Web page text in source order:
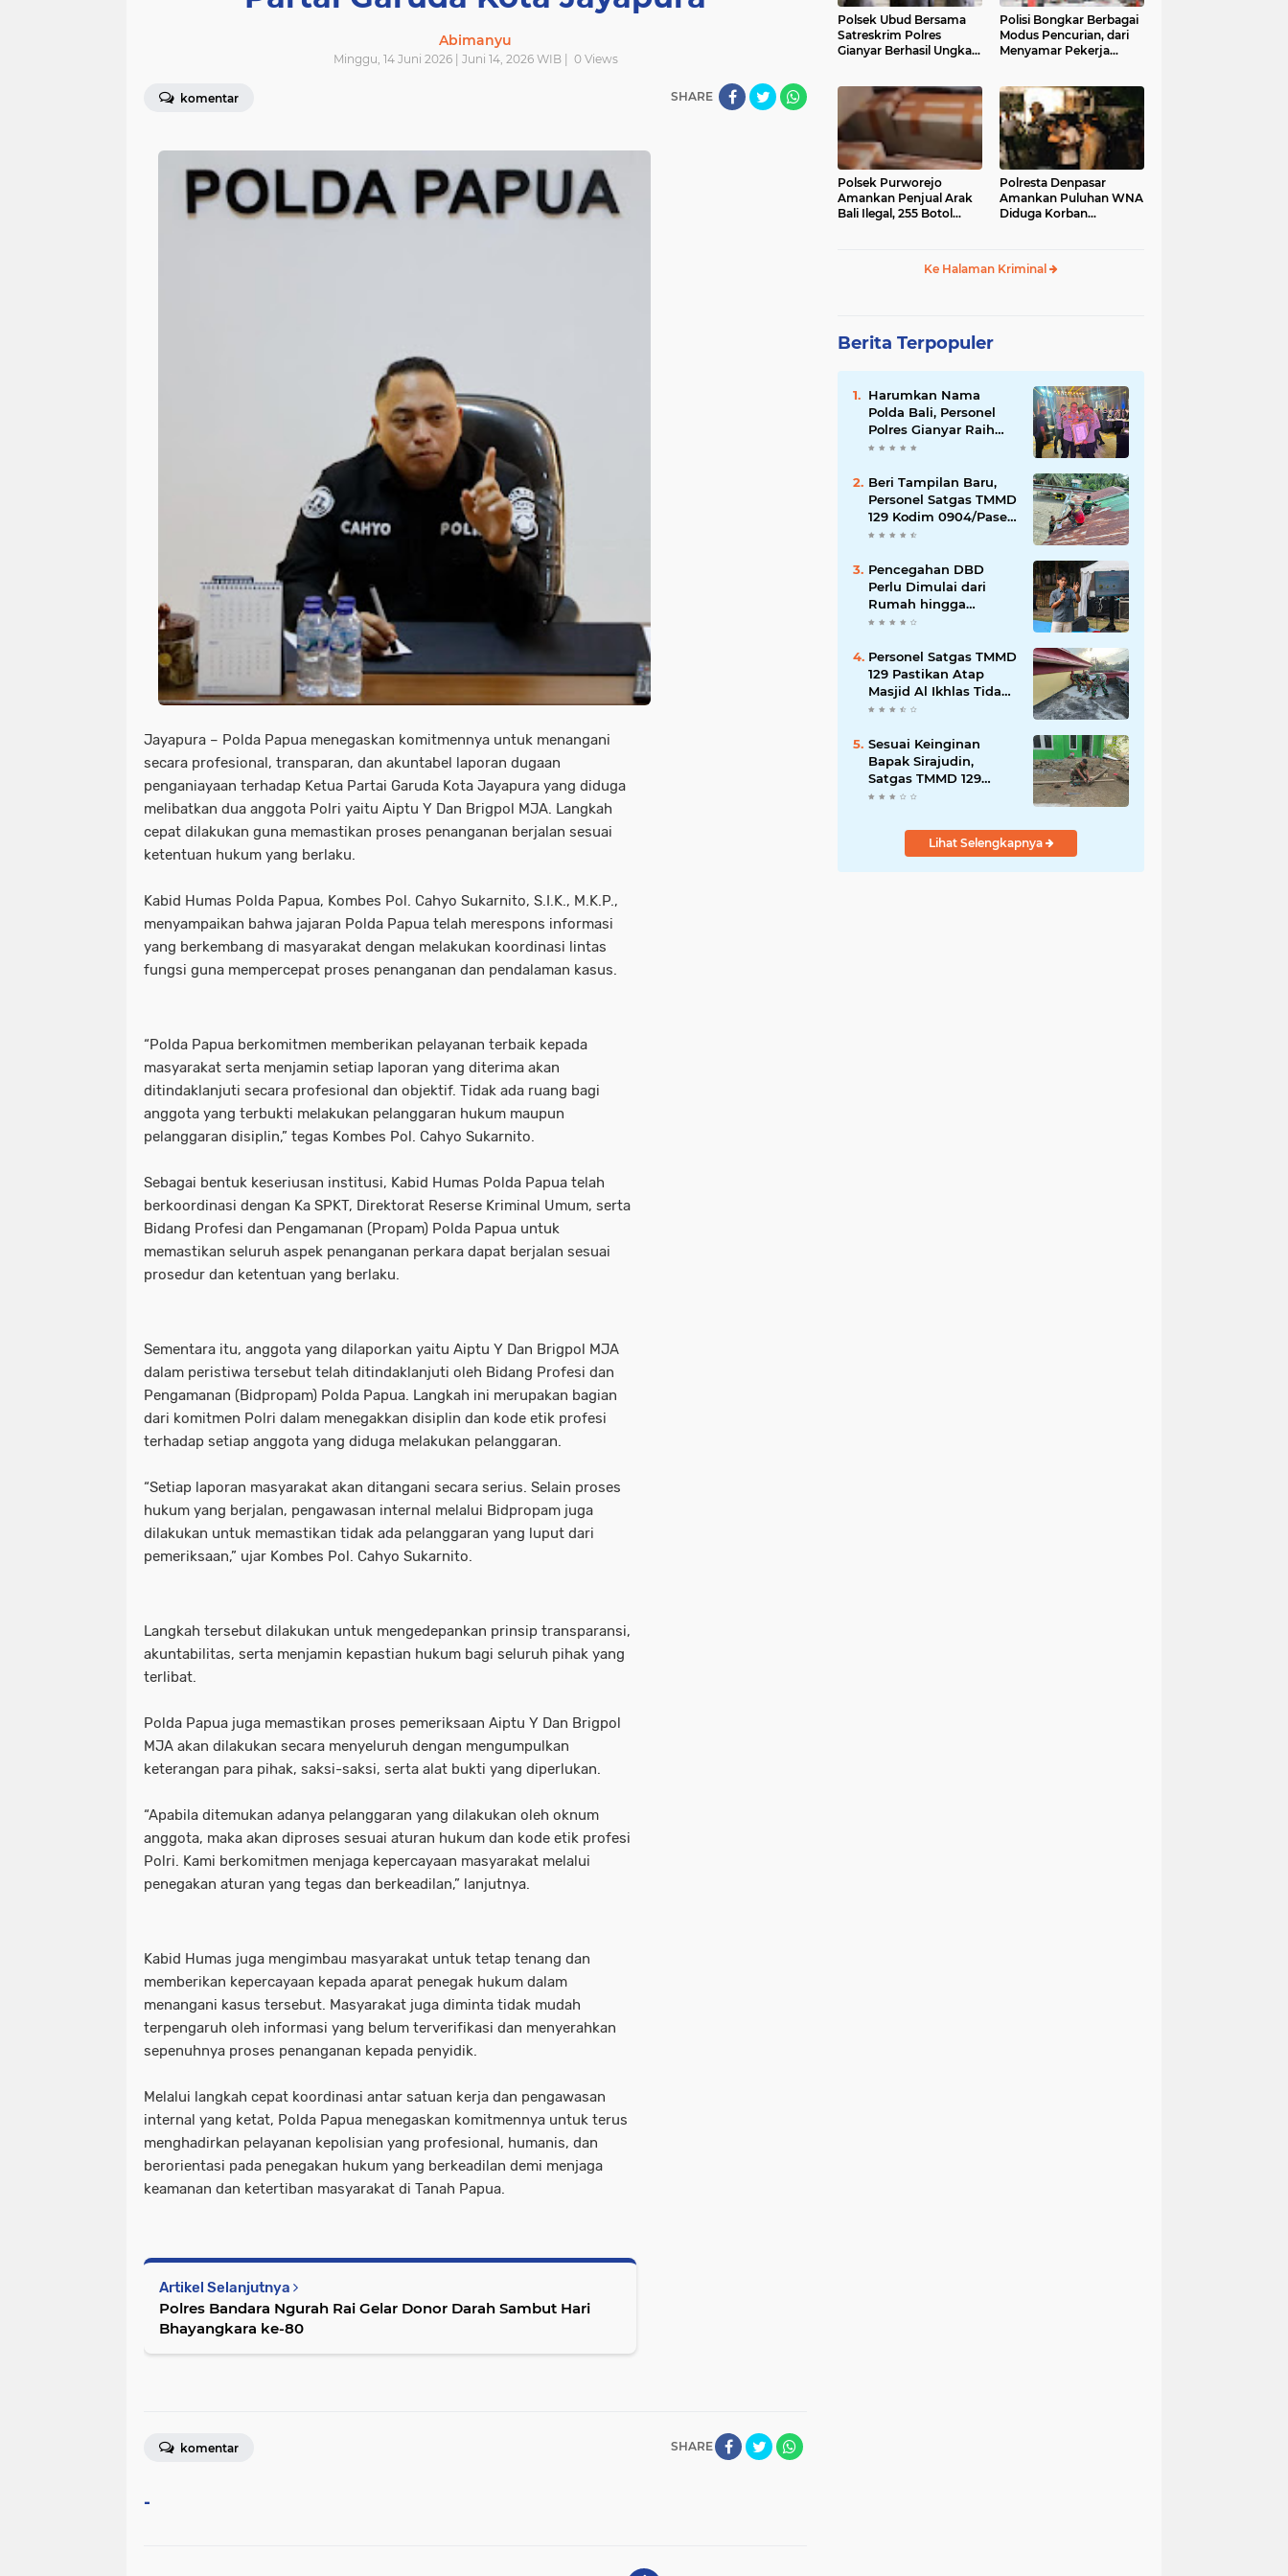
Abimanyu
Minggu, 14 Juni 2026 | Juni 14, 2026 WIB | 0Views
komentar SHARE
Jayapura – Polda Papua menegaskan komitmennya untuk menangani
secara profesional, transparan, dan akuntabel laporan dugaan
penganiayaan terhadap Ketua Partai Garuda Kota Jayapura yang diduga
melibatkan dua anggota Polri yaitu Aiptu Y Dan Brigpol MJA. Langkah
cepat dilakukan guna memastikan proses penanganan berjalan sesuai
ketentuan hukum yang berlaku.
Kabid Humas Polda Papua, Kombes Pol. Cahyo Sukarnito, S.I.K., M.K.P.,
menyampaikan bahwa jajaran Polda Papua telah merespons informasi
yang berkembang di masyarakat dengan melakukan koordinasi lintas
fungsi guna mempercepat proses penanganan dan pendalaman kasus.
“Polda Papua berkomitmen memberikan pelayanan terbaik kepada
masyarakat serta menjamin setiap laporan yang diterima akan
ditindaklanjuti secara profesional dan objektif. Tidak ada ruang bagi
anggota yang terbukti melakukan pelanggaran hukum maupun
pelanggaran disiplin,” tegas Kombes Pol. Cahyo Sukarnito.
Sebagai bentuk keseriusan institusi, Kabid Humas Polda Papua telah
berkoordinasi dengan Ka SPKT, Direktorat Reserse Kriminal Umum, serta
Bidang Profesi dan Pengamanan (Propam) Polda Papua untuk
memastikan seluruh aspek penanganan perkara dapat berjalan sesuai
prosedur dan ketentuan yang berlaku.
Sementara itu, anggota yang dilaporkan yaitu Aiptu Y Dan Brigpol MJA
dalam peristiwa tersebut telah ditindaklanjuti oleh Bidang Profesi dan
Pengamanan (Bidpropam) Polda Papua. Langkah ini merupakan bagian
dari komitmen Polri dalam menegakkan disiplin dan kode etik profesi
terhadap setiap anggota yang diduga melakukan pelanggaran.
“Setiap laporan masyarakat akan ditangani secara serius. Selain proses
hukum yang berjalan, pengawasan internal melalui Bidpropam juga
dilakukan untuk memastikan tidak ada pelanggaran yang luput dari
pemeriksaan,” ujar Kombes Pol. Cahyo Sukarnito.
Langkah tersebut dilakukan untuk mengedepankan prinsip transparansi,
akuntabilitas, serta menjamin kepastian hukum bagi seluruh pihak yang
terlibat.
Polda Papua juga memastikan proses pemeriksaan Aiptu Y Dan Brigpol
MJA akan dilakukan secara menyeluruh dengan mengumpulkan
keterangan para pihak, saksi-saksi, serta alat bukti yang diperlukan.
“Apabila ditemukan adanya pelanggaran yang dilakukan oleh oknum
anggota, maka akan diproses sesuai aturan hukum dan kode etik profesi
Polri. Kami berkomitmen menjaga kepercayaan masyarakat melalui
penegakan aturan yang tegas dan berkeadilan,” lanjutnya.
Kabid Humas juga mengimbau masyarakat untuk tetap tenang dan
memberikan kepercayaan kepada aparat penegak hukum dalam
menangani kasus tersebut. Masyarakat juga diminta tidak mudah
terpengaruh oleh informasi yang belum terverifikasi dan menyerahkan
sepenuhnya proses penanganan kepada penyidik.
Melalui langkah cepat koordinasi antar satuan kerja dan pengawasan
internal yang ketat, Polda Papua menegaskan komitmennya untuk terus
menghadirkan pelayanan kepolisian yang profesional, humanis, dan
berorientasi pada penegakan hukum yang berkeadilan demi menjaga
keamanan dan ketertiban masyarakat di Tanah Papua.
Artikel Selanjutnya
Polres Bandara Ngurah Rai Gelar Donor Darah Sambut Hari
Bhayangkara ke-80
SHARE
komentar
-
Polsek Ubud Bersama
Satreskrim Polres
Gianyar Berhasil Ungkap
Polisi Bongkar Berbagai
Modus Pencurian, dari
Menyamar Pekerja
Polsek Purworejo
Amankan Penjual Arak
Bali Ilegal, 255 Botol
Polresta Denpasar
Amankan Puluhan WNA
Diduga Korban
Ke Halaman Kriminal
Berita Terpopuler
Harumkan Nama
Polda Bali, Personel
Polres Gianyar Raih
Penghargaan
Beri Tampilan Baru,
Personel Satgas TMMD
129 Kodim 0904/Paser
Cat Atap Rumah
Pencegahan DBD
Perlu Dimulai dari
Rumah hingga
Lingkungan Sekolah
Personel Satgas TMMD
129 Pastikan Atap
Masjid Al Ikhlas Tidak
Bocor Lagi
Sesuai Keinginan
Bapak Sirajudin,
Satgas TMMD 129
Ubah Tampilan
Lihat Selengkapnya